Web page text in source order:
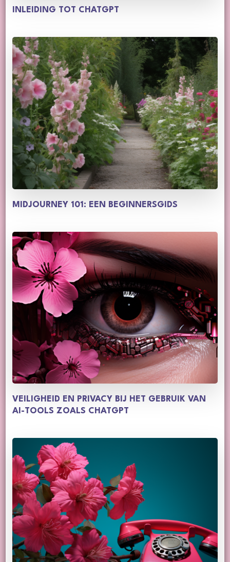
INLEIDING TOT CHATGPT
MIDJOURNEY 101: EEN BEGINNERSGIDS
VEILIGHEID EN PRIVACY BIJ HET GEBRUIK VAN
AI-TOOLS ZOALS CHATGPT